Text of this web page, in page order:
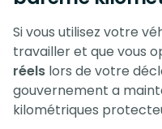
Si vous utilisez votre
travailler et que vous
réels lors de votre
gouvernement a
kilométriques